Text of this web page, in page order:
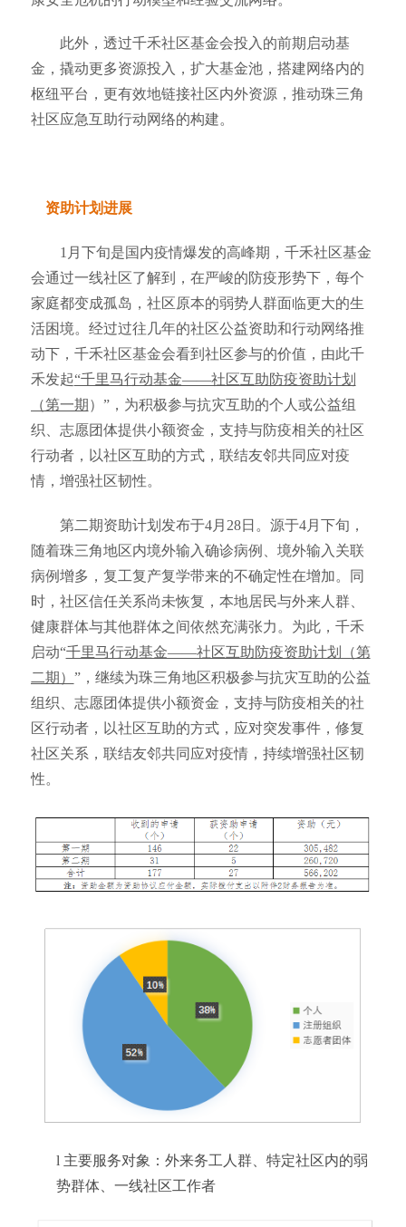
此外，透过千禾社区基金会投入的前期启动基
金，撬动更多资源投入，扩大基金池，搭建网络内的
枢纽平台，更有效地链接社区内外资源，推动珠三角
社区应急互助行动网络的构建。
资助计划进展
1月下旬是国内疫情爆发的高峰期，千禾社区基金
会通过一线社区了解到，在严峻的防疫形势下，每个
家庭都变成孤岛，社区原本的弱势人群面临更大的生
活困境。经过过往几年的社区公益资助和行动网络推
动下，千禾社区基金会看到社区参与的价值，由此千
禾发起“千里马行动基金——社区互助防疫资助计划
（第一期 ） ”，为积极参与抗灾互助的个人或公益组
织、志愿团体提供小额资金，支持与防疫相关的社区
行动者，以社区互助的方式，联结友邻共同应对疫
情，增强社区韧性。
第二期资助计划发布于4月28日。源于4月下旬，
随着珠三角地区内境外输入确诊病例、境外输入关联
病例增多，复工复产复学带来的不确定性在增加。同
时，社区信任关系尚未恢复，本地居民与外来人群、
健康群体与其他群体之间依然充满张力。为此，千禾
启动“千里马行动基金——社区互助防疫资助计划（第
二期） ”，继续为珠三角地区积极参与抗灾互助的公益
组织、志愿团体提供小额资金，支持与防疫相关的社
区行动者，以社区互助的方式，应对突发事件，修复
社区关系，联结友邻共同应对疫情，持续增强社区韧
性。
l 主要服务对象：外来务工人群、特定社区内的弱
势群体、一线社区工作者